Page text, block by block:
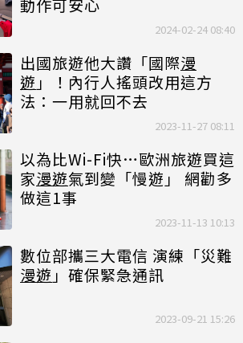
動作可安心
2024-02-24 08:40
出國旅遊他大讚「國際漫
遊 」！內行人搖頭改用這方
法：一用就回不去
2023-11-27 08:11
以為比Wi-Fi快…歐洲旅遊買這
家漫遊氣到變「慢遊」 網勸多
做這1事
2023-11-13 10:13
數位部攜三大電信 演練「災難
漫遊 」確保緊急通訊
2023-09-21 15:26